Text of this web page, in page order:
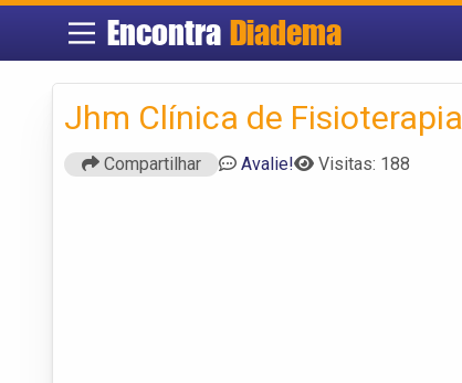
EncontraDiadema
Jhm Clínica de Fisioterapia
Compartilhar Avalie! Visitas: 188